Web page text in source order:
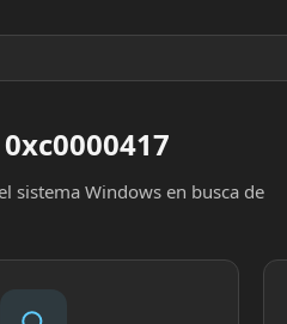
sistema Windows en busca de